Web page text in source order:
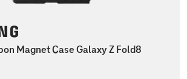
Magnet Case Galaxy Z Fold8